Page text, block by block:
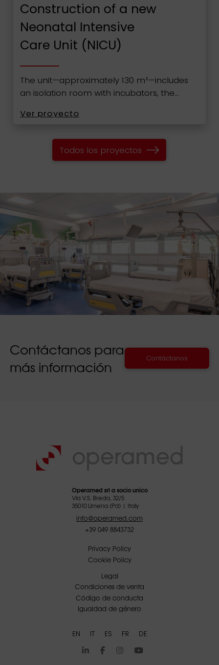
Construction of a new
Neonatal Intensive
Care Unit (NICU)
The unit—approximately 130 m²—includes
an isolation room with incubators, the…
Ver proyecto
Todos los proyectos
Contáctanos para
más información
Contáctanos
Operamed srl a socio unico
Via V.S. Breda, 32/5
35010 Limena (Pd) | Italy
info@operamed.com
+39 049 8843732
Privacy Policy
Cookie Policy
Legal
Condiciones de venta
Código de conducta
Igualdad de género
EN IT ES FR DE